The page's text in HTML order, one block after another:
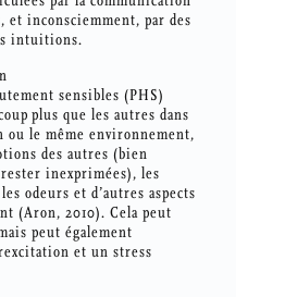
et inconsciemment, par des
intuitions.
sensibles (PHS)
plus que les autres dans
ou le même environnement,
des autres (bien
inexprimées), les
odeurs et d’autres aspects
(Aron, 2010). Cela peut
peut également
et un stress